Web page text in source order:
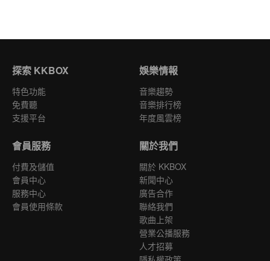
探索 KKBOX
特色功能
免費聽
支援平台
娛樂情報
音樂趨勢
音樂排行榜
年度風雲榜
會員服務
付費及儲值
會員中心
服務中心
會員使用條款
關於我們
關於 KKBOX
新聞中心
廣告合作
聯絡我們
歌曲上架
營業公播服務
人才招募